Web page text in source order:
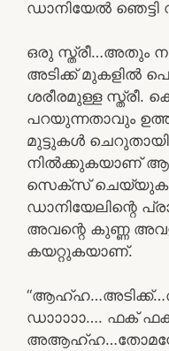
ഡാനിയേൽ ഞെട്ടി
ഒരു സ്ത്രീ…അതും
അടിക്ക് മുകളിൽ
ശരീരമുള്ള സ്ത്രീ.
പറയുന്നതാവും
മുട്ടുകൾ
നിൽക്കുകയാണ് ആ
സെക്സ്
ഡാനിയേലിന്റെ
അവന്റെ കുണ്ണ
കയറ്റുകയാണ്.
ഡാാാാാ…. ഫക്